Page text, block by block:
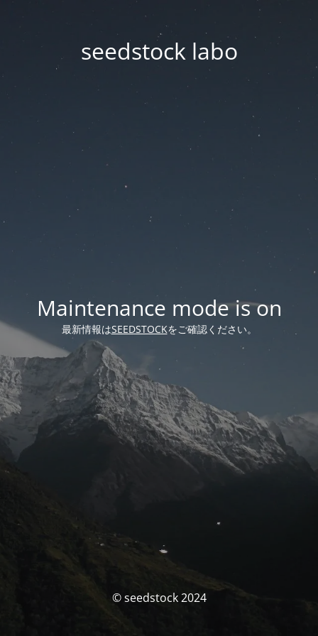
seedstock labo
Maintenance mode is on
最新情報はSEEDSTOCKをご確認ください。
© seedstock 2024